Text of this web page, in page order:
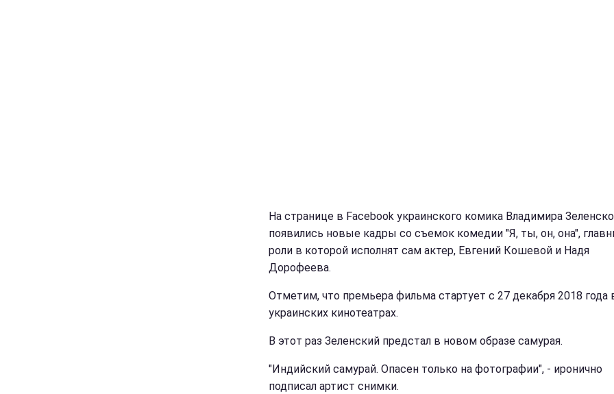
На странице в Facebook украинского комика Владимира
появились новые кадры со съемок комедии "Я, ты, он, она",
роли в которой исполнят сам актер, Евгений Кошевой и Надя
Дорофеева.
Отметим, что премьера фильма стартует с 27 декабря 2018 года
украинских кинотеатрах.
В этот раз Зеленский предстал в новом образе самурая.
"Индийский самурай. Опасен только на фотографии", - иронично
подписал артист снимки.